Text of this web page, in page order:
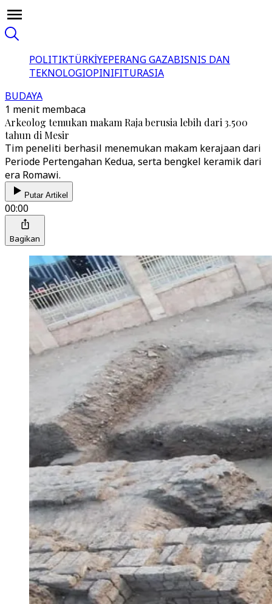
POLITIKTÜRKİYEPERANG GAZABISNIS DAN
TEKNOLOGIOPINIFITURASIA
BUDAYA
1 menit membaca
Arkeolog temukan makam Raja berusia lebih dari 3.500
tahun di Mesir
Tim peneliti berhasil menemukan makam kerajaan dari
Periode Pertengahan Kedua, serta bengkel keramik dari
era Romawi.
Putar Artikel
00:00
Bagikan